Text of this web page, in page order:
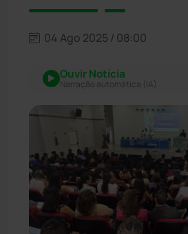
04 Ago 2025 / 08:00
Ouvir Notícia
Narração automática (IA)